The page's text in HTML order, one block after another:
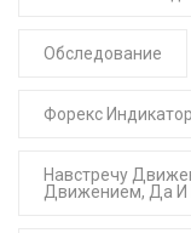
Обследование
Форекс
Навстречу
Движением, Да И